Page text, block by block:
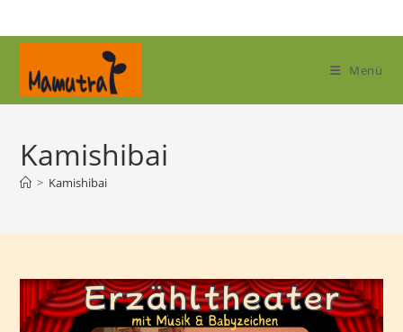
Inhalt
Menü
Kamishibai
> Kamishibai